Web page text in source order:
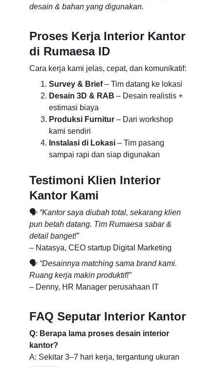
desain & bahan yang digunakan.
Proses Kerja Interior Kantor
di Rumaesa ID
Cara kerja kami jelas, cepat, dan komunikatif:
Survey & Brief – Tim datang ke lokasi
Desain 3D & RAB – Desain realistis +
estimasi biaya
Produksi Furnitur – Dari workshop
kami sendiri
Instalasi di Lokasi – Tim pasang
sampai rapi dan siap digunakan
Testimoni Klien Interior
Kantor Kami
🗣️ “Kantor saya diubah total, sekarang klien
pun betah datang. Tim Rumaesa sabar &
detail banget!”
– Natasya, CEO startup Digital Marketing
🗣️ “Desainnya matching sama brand kami.
Ruang kerja makin produktif!”
– Denny, HR Manager perusahaan IT
FAQ Seputar Interior Kantor
Q: Berapa lama proses desain interior
kantor?
A: Sekitar 3–7 hari kerja, tergantung ukuran